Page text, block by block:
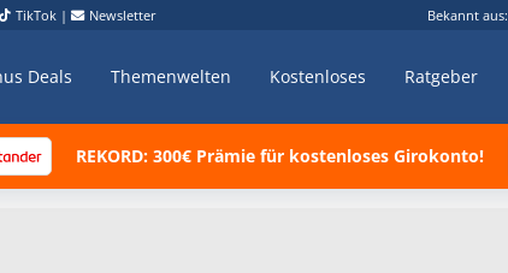
TikTok | Newsletter Bekannt aus:
Deals Themenwelten Kostenloses Ratgeber
REKORD: 300€ Prämie für kostenloses Girokonto!